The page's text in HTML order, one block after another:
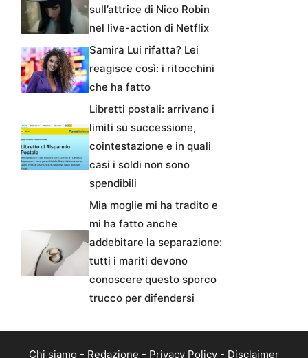
sull’attrice di Nico Robin
nel live-action di Netflix
Samira Lui rifatta? Lei
reagisce così: i ritocchini
che ha fatto
Libretti postali: arrivano i
limiti su successione,
cointestazione e in quali
casi i soldi non sono
spendibili
Mia moglie mi ha tradito e
mi ha fatto anche
addebitare la separazione:
tutti i mariti devono
conoscere questo sporco
trucco per difendersi
Chi siamo - Redazione - Privacy Policy - Disclaimer